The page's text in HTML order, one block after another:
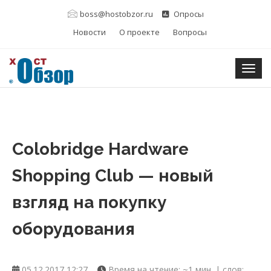
boss@hostobzor.ru
Опросы
Новости
О проекте Вопросы
Colobridge Hardware
Shopping Club — новый
взгляд на покупку
оборудования